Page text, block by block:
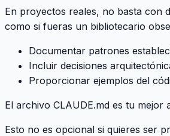
En proyectos reales, no basta con
como si fueras un bibliotecario
Documentar patrones
Incluir decisiones
Proporcionar ejemplos del
El archivo CLAUDE.md es tu mejor
Esto no es opcional si quieres ser